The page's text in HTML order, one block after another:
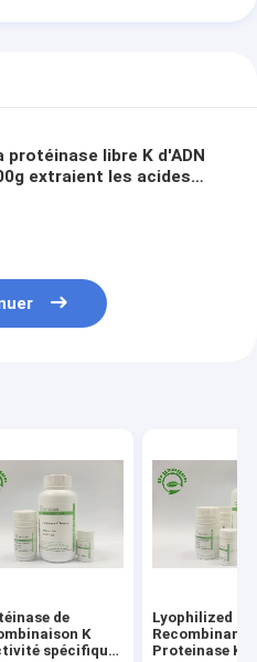
protéinase libre K d'ADN
extraient les acides
de
K
spécifique
Lyophilized
Recombinant
Proteinase K